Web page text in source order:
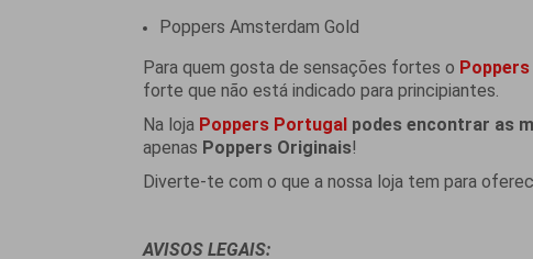
Poppers Amsterdam Gold
Para quem gosta de sensações fortes o Poppers
forte que não está indicado para principiantes.
Na loja Poppers Portugal podes encontrar as
apenas Poppers Originais!
Diverte-te com o que a nossa loja tem para
AVISOS LEGAIS: